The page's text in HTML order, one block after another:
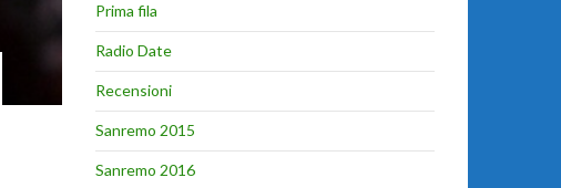
Prima fila
Radio Date
Recensioni
Sanremo 2015
Sanremo 2016